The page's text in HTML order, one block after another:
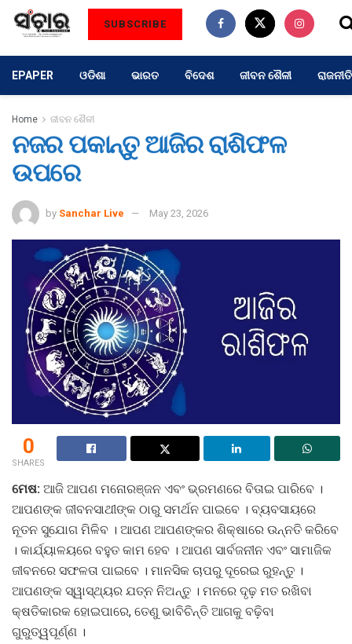
SUBSCRIBE
EPAPER ଓଡିଶା ଭାରତ ବିଦେଶ ଜୀବନ ଶୈଳୀ ରାଜନୀତି
Home ଜୀବନ ଶୈଳୀ
ନଜର ପକାନ୍ତୁ ଆଜିର ରାଶିଫଳ
ଉପରେ
by Sanchar Live May 23, 2026
0
SHARES
ମେଷ: ଆଜି ଆପଣ ମନୋରଞ୍ଜନ ଏବଂ ଭ୍ରମଣରେ ବିତାଇ ପାରିବେ ।
ଆପଣଙ୍କ ଜୀବନସାଥୀଙ୍କ ଠାରୁ ସମର୍ଥନ ପାଇବେ । ବ୍ୟବସାୟରେ
ନୂତନ ସୁଯୋଗ ମିଳିବ । ଆପଣ ଆପଣଙ୍କର ଶିକ୍ଷାରେ ଉନ୍ନତି କରିବେ
। କାର୍ଯ୍ୟାଳୟରେ ବହୁତ କାମ ହେବ । ଆପଣ ସାର୍ବଜନୀନ ଏବଂ ସାମାଜିକ
ଜୀବନରେ ସଫଳତା ପାଇବେ । ମାନସିକ ଚାପରୁ ଦୂରେଇ ରୁହନ୍ତୁ ।
ଆପଣଙ୍କ ସ୍ୱାସ୍ଥ୍ୟର ଯତ୍ନ ନିଅନ୍ତୁ । ମନରେ ଦୃଢ଼ ମତ ରଖିବା
କ୍ଷତିକାରକ ହୋଇପାରେ, ତେଣୁ ଭାବିଚିନ୍ତି ଆଗକୁ ବଢ଼ିବା
ଗୁରୁତ୍ୱପୂର୍ଣ୍ଣ ।